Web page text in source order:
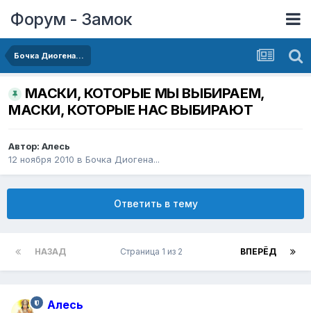
Форум - Замок
Бочка Диогена...
МАСКИ, КОТОРЫЕ МЫ ВЫБИРАЕМ,
МАСКИ, КОТОРЫЕ НАС ВЫБИРАЮТ
Автор: Алесь
12 ноября 2010 в Бочка Диогена...
Ответить в тему
НАЗАД ВПЕРЁД
Страница 1 из 2
Алесь